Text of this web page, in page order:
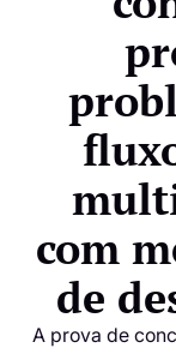
com
de
A prova de